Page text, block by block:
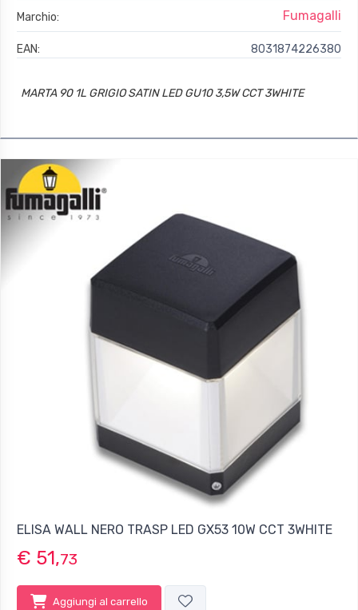
Marchio: Fumagalli
EAN: 8031874226380
MARTA 90 1L GRIGIO SATIN LED GU10 3,5W CCT 3WHITE
ELISA WALL NERO TRASP LED GX53 10W CCT 3WHITE
€ 51,73
Aggiungi al carrello